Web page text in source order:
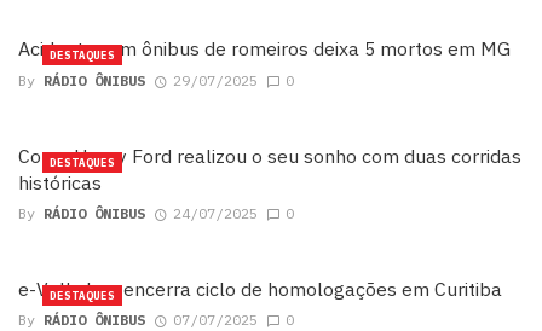
Acidente com ônibus de romeiros deixa 5 mortos em MG
By RÁDIO ÔNIBUS 29/07/2025 0
DESTAQUES
Como Henry Ford realizou o seu sonho com duas corridas
históricas
By RÁDIO ÔNIBUS 24/07/2025 0
DESTAQUES
e-Volksbus encerra ciclo de homologações em Curitiba
By RÁDIO ÔNIBUS 07/07/2025 0
DESTAQUES